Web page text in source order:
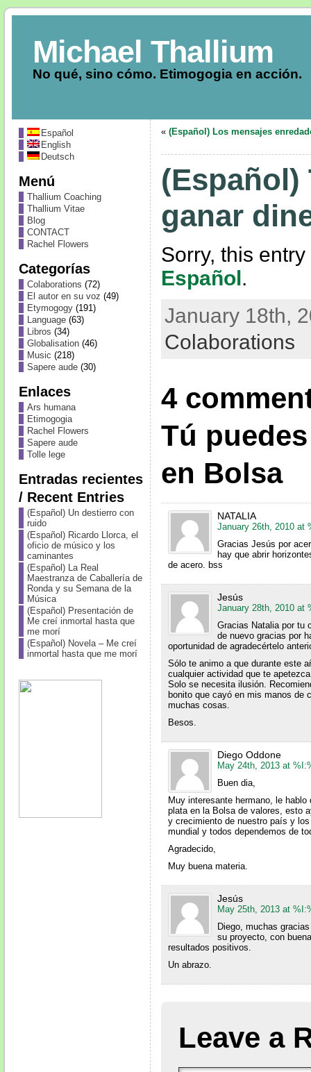
Michael Thallium
No qué, sino cómo. Etimogogia en acción.
Español
English
Deutsch
Menú
Thallium Coaching
Thallium Vitae
Blog
CONTACT
Rachel Flowers
Categorías
Colaborations (72)
El autor en su voz (49)
Etymogogy(191)
Language(63)
Libros (34)
Globalisation(46)
Music (218)
Sapere aude(30)
Enlaces
Ars humana
Etimogogia
Rachel Flowers
Sapere aude
Tolle lege
Entradas recientes
/ Recent Entries
(Español) Un destierro con
ruido
(Español) Ricardo Llorca, el
oficio de músico y los
caminantes
(Español) La Real
Maestranza de Caballería de
Ronda y su Semana de la
Música
(Español) Presentación de
Me creí inmortal hasta que
me morí
(Español) Novela – Me creí
inmortal hasta que me morí
« (Español) Los mensajes
(Español)
ganar
Sorry, this
Español.
January 18th,
Colaborations
4
Tú
en Bolsa
NATALIA
January 26th, 2010 at
Gracias Jesús por
hay que abrir
de acero. bss
Jesús
January 28th, 2010 at
Gracias Natalia por tu
de nuevo gracias por
oportunidad de agradecértelo
Sólo te animo a que durante este
cualquier actividad que te
Solo se necesita ilusión.
bonito que cayó en mis manos de
muchas cosas.
Besos.
Diego Oddone
May 24th, 2013 at
Buen dia,
Muy interesante hermano, le
plata en la Bolsa de valores, esto
y crecimiento de nuestro país y
mundial y todos dependemos de
Agradecido,
Muy buena materia.
Jesús
May 25th, 2013 at
Diego, muchas
su proyecto, con
resultados positivos.
Un abrazo.
Leave a